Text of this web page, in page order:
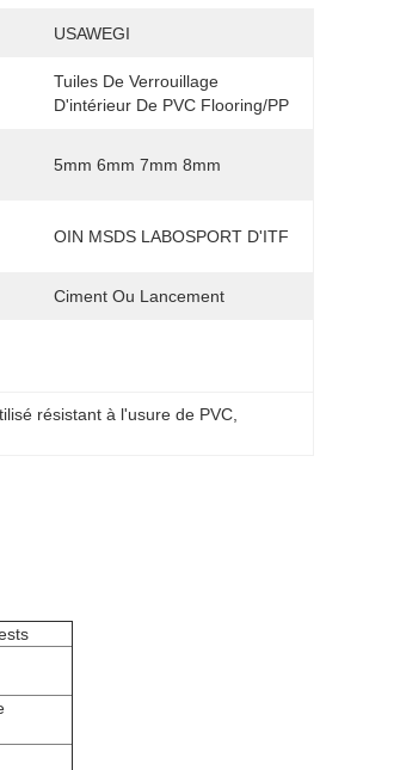
USAWEGI
Tuiles De Verrouillage
D'intérieur De PVC Flooring/PP
5mm 6mm 7mm 8mm
OIN MSDS LABOSPORT D'ITF
Ciment Ou Lancement
résistant à l'usure de PVC